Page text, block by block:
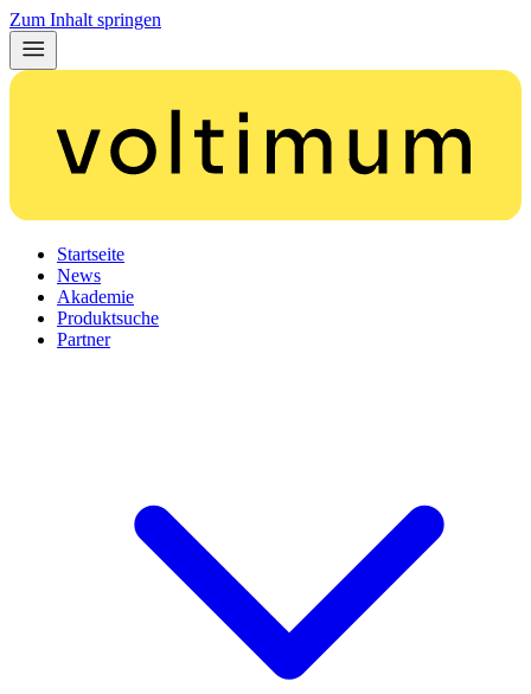
Zum Inhalt springen
Startseite
News
Akademie
Produktsuche
Partner